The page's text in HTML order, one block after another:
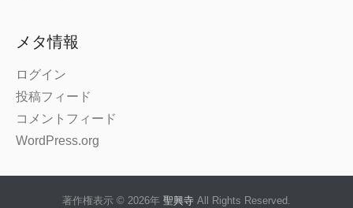
メタ情報
ログイン
投稿フィード
コメントフィード
WordPress.org
著作権表示 © 2026年 聖興寺 All Rights Reserved.